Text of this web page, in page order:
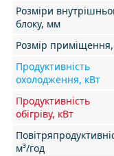
Розміри
блоку, мм
Розмір
Продуктивність
охолодження, кВт
Продуктивність
обігріву, кВт
м³/год